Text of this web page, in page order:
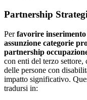
Partnership
Perfavorire
assunzione categorie
partnership
con enti del terzo
delle persone con
impatto significativo.
tradursi in: